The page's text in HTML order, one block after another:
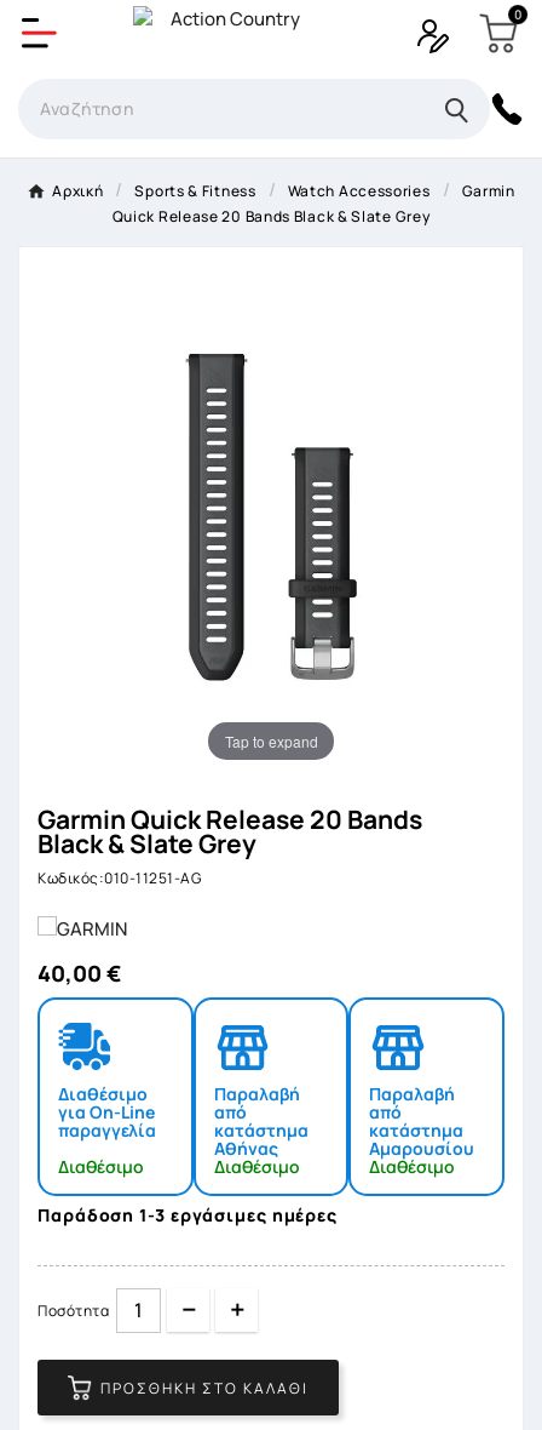
0
Αρχική Sports & Fitness Watch Accessories
Garmin
Quick Release 20 Bands Black & Slate Grey
Tap to expand
Garmin Quick Release 20 Bands
Black & Slate Grey
Κωδικός:010-11251-AG
40,00 €
Διαθέσιμο
για On-Line
παραγγελία
Διαθέσιμο
Παραλαβή
από
κατάστημα
Αθήνας
Διαθέσιμο
Παραλαβή
από
κατάστημα
Αμαρουσίου
Διαθέσιμο
Παράδοση 1-3 εργάσιμες ημέρες
Ποσότητα Quantity
ΠΡΟΣΘΉΚΗ ΣΤΟ ΚΑΛΆΘΙ
Δημιουργία λίστα επιθυμητών
×
Όνομα Λίστα επιθυμιτών
Ακύρωση Δημιουργία λίστα επιθυμητών